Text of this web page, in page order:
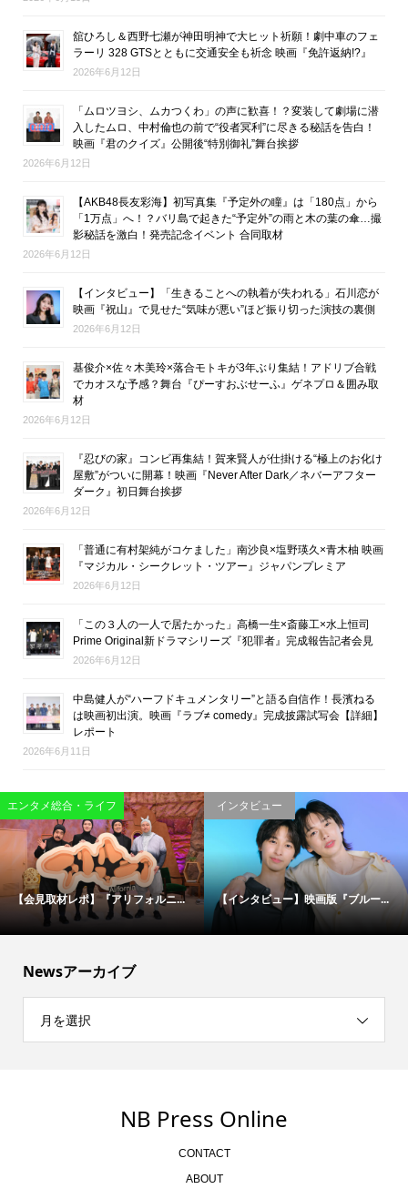
舘ひろし＆西野七瀬が神田明神で大ヒット祈願！劇中車のフェ
ラーリ 328 GTSとともに交通安全も祈念 映画『免許返納!?』
2026年6月12日
「ムロツヨシ、ムカつくわ」の声に歓喜！？変装して劇場に潜
入したムロ、中村倫也の前で“役者冥利”に尽きる秘話を告白！
映画『君のクイズ』公開後“特別御礼”舞台挨拶
2026年6月12日
【AKB48長友彩海】初写真集『予定外の瞳』は「180点」から
「1万点」へ！？バリ島で起きた“予定外”の雨と木の葉の傘…撮
影秘話を激白！発売記念イベント 合同取材
2026年6月12日
【インタビュー】「生きることへの執着が失われる」石川恋が
映画『祝山』で見せた“気味が悪い”ほど振り切った演技の裏側
2026年6月12日
基俊介×佐々木美玲×落合モトキが3年ぶり集結！アドリブ合戦
でカオスな予感？舞台『ぴーすおぶせーふ』ゲネプロ＆囲み取
材
2026年6月12日
『忍びの家』コンビ再集結！賀来賢人が仕掛ける“極上のお化け
屋敷”がついに開幕！映画『Never After Dark／ネバーアフター
ダーク』初日舞台挨拶
2026年6月12日
「普通に有村架純がコケました」南沙良×塩野瑛久×青木柚 映画
『マジカル・シークレット・ツアー』ジャパンプレミア
2026年6月12日
「この３人の一人で居たかった」高橋一生×斎藤工×水上恒司
Prime Original新ドラマシリーズ『犯罪者』完成報告記者会見
2026年6月12日
中島健人が“ハーフドキュメンタリー”と語る自信作！長濱ねる
は映画初出演。映画『ラブ≠ comedy』完成披露試写会【詳細】
レポート
2026年6月11日
映画
松村北斗＆今田美桜が“禁断のバデ...
エンタメ総合・ライフ
伝説の刑事たちが50年ぶりに集結...
Newsアーカイブ
月を選択
NB Press Online
CONTACT
ABOUT